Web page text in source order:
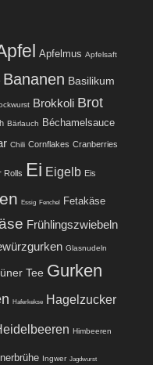
Apfelmus Apfelsaft
Bananen Basilikum
Brokkoli Brot
Bärlauch Béchamelsauce
Chili Cornflakes Cranberries
Rolls Ei Eigelb Eis
Essig Fenchel Fetakäse
Frühlingszwiebeln
Glasnudeln
Tee Gurken
Haferkekse Hagelzucker
Himbeeren
Ingwer Jagdwurst